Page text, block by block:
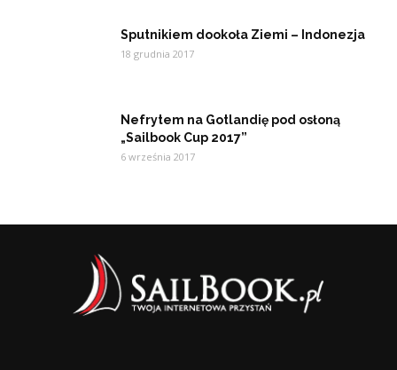
Sputnikiem dookoła Ziemi – Indonezja
18 grudnia 2017
Nefrytem na Gotlandię pod osłoną
„Sailbook Cup 2017”
6 września 2017